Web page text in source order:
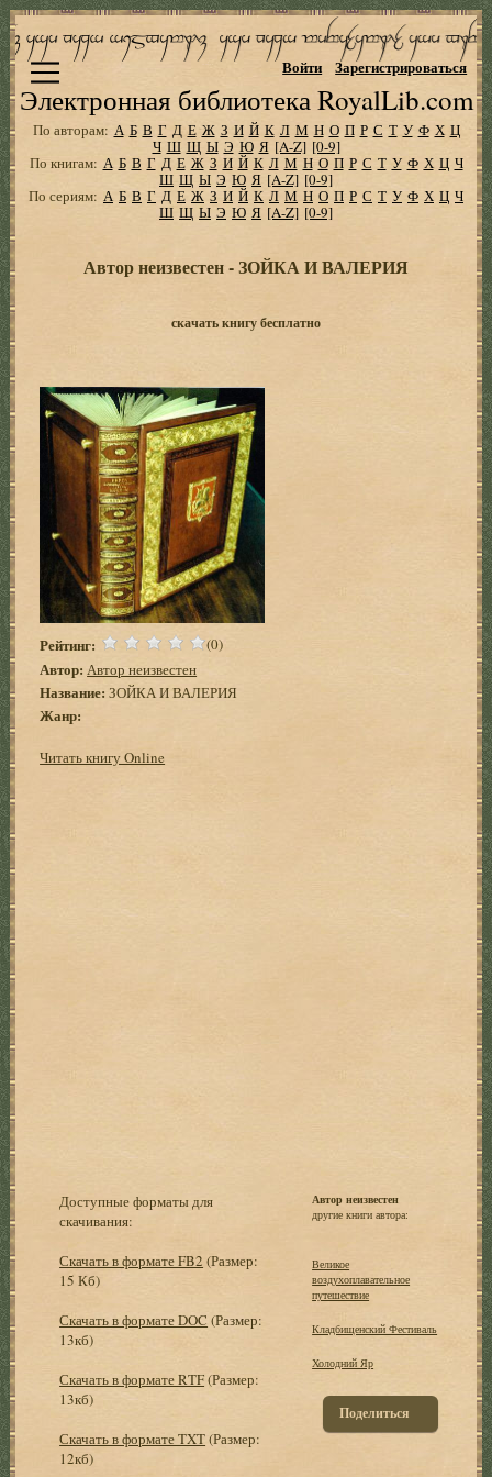
Электронная библиотека RoyalLib.com
Войти Зарегистрироваться
По авторам: А Б В Г Д Е Ж З И Й К Л М Н О П Р С Т У Ф Х Ц
Ч Ш Щ Ы Э Ю Я [A-Z] [0-9]
По книгам: А Б В Г Д Е Ж З И Й К Л М Н О П Р С Т У Ф Х Ц Ч
Ш Щ Ы Э Ю Я [A-Z] [0-9]
По сериям: А Б В Г Д Е Ж З И Й К Л М Н О П Р С Т У Ф Х Ц Ч
Ш Щ Ы Э Ю Я [A-Z] [0-9]
Автор неизвестен - ЗОЙКА И ВАЛЕРИЯ
скачать книгу бесплатно
Рейтинг: (0)
Автор: Автор неизвестен
Название: ЗОЙКА И ВАЛЕРИЯ
Жанр:
Читать книгу Online
Доступные форматы для
скачивания:
Скачать в формате FB2 (Размер:
15 Кб)
Скачать в формате DOC (Размер:
13кб)
Скачать в формате RTF(Размер:
13кб)
Скачать в формате TXT(Размер:
12кб)
Автор неизвестен
другие книги автора:
Великое
воздухоплавательное
путешествие
Кладбищенский Фестиваль
Холодний Яр
Поделиться